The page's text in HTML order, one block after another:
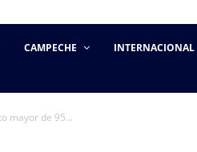
CAMPECHE INTERNACIONAL
mayor de 95...